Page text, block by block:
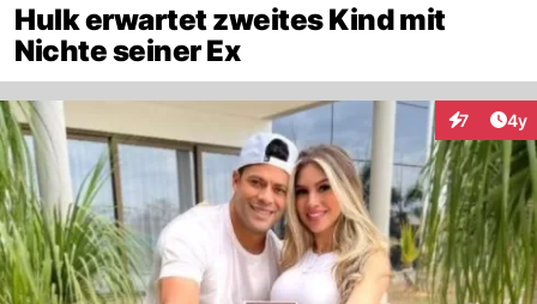
Hulk erwartet zweites Kind mit
Nichte seiner Ex
7 4y